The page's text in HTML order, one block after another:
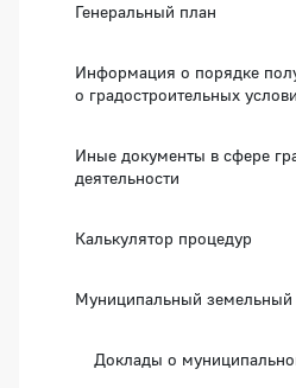
Генеральный план
Информация о порядке
о градостроительных
Иные документы в сфере
деятельности
Калькулятор процедур
Муниципальный земельный
Доклады о